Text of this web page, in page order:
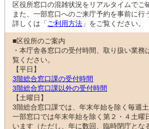
区役所窓口の混雑状況をリアルタイムでご
また、一部窓口へのご来庁予約を事前に行
詳しくは「 ご利用方法 」をご覧ください。
■区役所のご案内
・本庁舎各窓口の受付時間、取り扱い業務
覧ください。
【平日】
3階総合窓口課の受付時間
3階総合窓口課以外の受付時間
【土曜日】
3階総合窓口課では、年末年始を除く毎週
一部窓口では年末年始を除く第２・４土曜
います（ただし、年に数回、臨時閉庁とな